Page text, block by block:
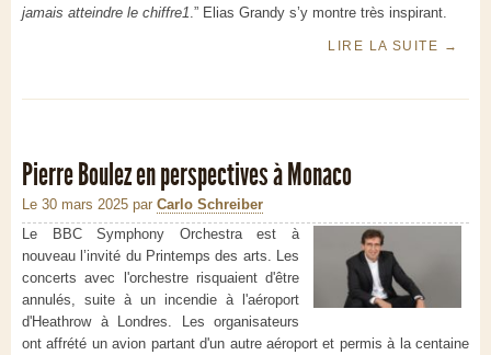
jamais atteindre le chiffre1 .” Elias Grandy s’y montre très inspirant.
LIRE LA SUITE →
Pierre Boulez en perspectives à Monaco
Le 30 mars 2025 par Carlo Schreiber
Le BBC Symphony Orchestra est à
nouveau l’invité du Printemps des arts. Les
concerts avec l'orchestre risquaient d'être
annulés, suite à un incendie à l'aéroport
d'Heathrow à Londres. Les organisateurs
ont affrété un avion partant d'un autre aéroport et permis à la centaine